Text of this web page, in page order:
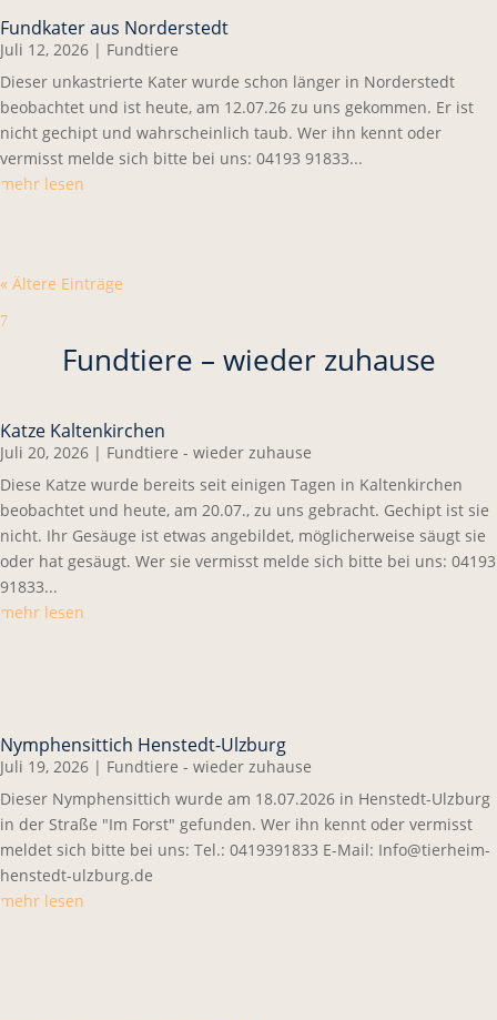
Fundkater aus Norderstedt
Juli 12, 2026 | Fundtiere
Dieser unkastrierte Kater wurde schon länger in Norderstedt
beobachtet und ist heute, am 12.07.26 zu uns gekommen. Er ist
nicht gechipt und wahrscheinlich taub. Wer ihn kennt oder
vermisst melde sich bitte bei uns: 04193 91833...
mehr lesen
« Ältere Einträge
7
Fundtiere – wieder zuhause
Katze Kaltenkirchen
Juli 20, 2026 | Fundtiere - wieder zuhause
Diese Katze wurde bereits seit einigen Tagen in Kaltenkirchen
beobachtet und heute, am 20.07., zu uns gebracht. Gechipt ist sie
nicht. Ihr Gesäuge ist etwas angebildet, möglicherweise säugt sie
oder hat gesäugt. Wer sie vermisst melde sich bitte bei uns: 04193
91833...
mehr lesen
Nymphensittich Henstedt-Ulzburg
Juli 19, 2026 | Fundtiere - wieder zuhause
Dieser Nymphensittich wurde am 18.07.2026 in Henstedt-Ulzburg
in der Straße "Im Forst" gefunden. Wer ihn kennt oder vermisst
meldet sich bitte bei uns: Tel.: 0419391833 E-Mail: Info@tierheim-
henstedt-ulzburg.de
mehr lesen